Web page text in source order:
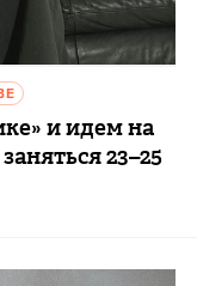
и идем на
23–25